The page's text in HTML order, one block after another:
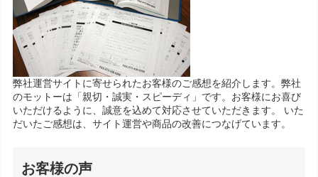
弊社運営サイトに寄せられたお客様のご感想を紹介します。弊社
のモットーは「親切・誠実・スピーディ」です。お客様にお喜び
いただけるように、誠意を込めて対応させていただきます。 いた
だいたご感想は、サイト運営や商品の改善につなげています。
お客様の声